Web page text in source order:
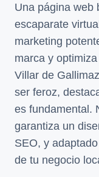
Una página web
escaparate
marketing
marca y
Villar de
ser feroz,
es fundamental.
garantiza un
SEO, y
de tu negocio